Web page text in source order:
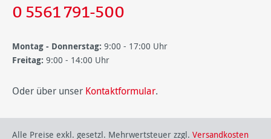
0 5561 791-500
Montag - Donnerstag: 9:00 - 17:00 Uhr
Freitag: 9:00 - 14:00 Uhr
Oder über unser Kontaktformular.
Alle Preise exkl. gesetzl. Mehrwertsteuer zzgl. Versandkosten